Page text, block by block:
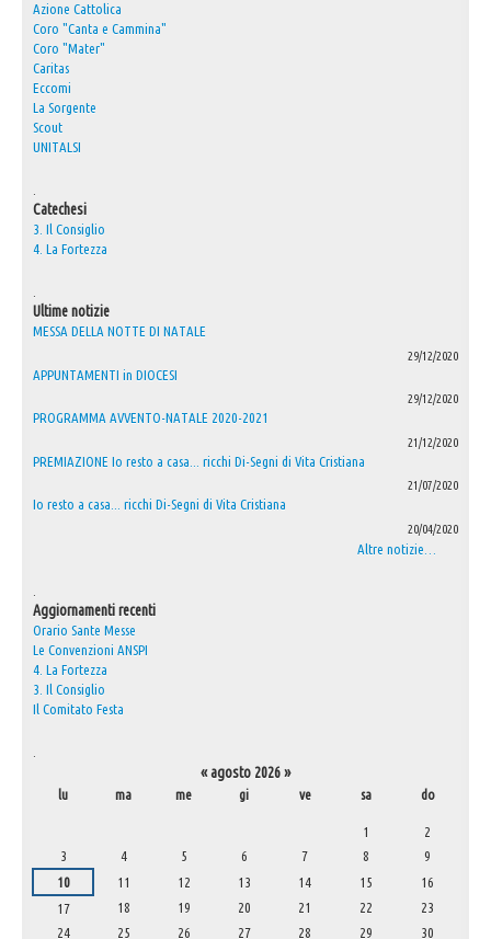
Azione Cattolica
Coro "Canta e Cammina"
Coro "Mater"
Caritas
Eccomi
La Sorgente
Scout
UNITALSI
Catechesi
3. Il Consiglio
4. La Fortezza
Ultime notizie
MESSA DELLA NOTTE DI NATALE
29/12/2020
APPUNTAMENTI in DIOCESI
29/12/2020
PROGRAMMA AVVENTO-NATALE 2020-2021
21/12/2020
PREMIAZIONE Io resto a casa... ricchi Di-Segni di Vita Cristiana
21/07/2020
Io resto a casa... ricchi Di-Segni di Vita Cristiana
20/04/2020
Altre notizie…
Aggiornamenti recenti
Orario Sante Messe
Le Convenzioni ANSPI
4. La Fortezza
3. Il Consiglio
Il Comitato Festa
«agosto 2026»
lu ma me gi ve sa do
1
2
3
4 5 6 7 8
9
10
11 12 13 14 15
16
17
18 19 20 21 22
23
24
25 26 27 28 29 30